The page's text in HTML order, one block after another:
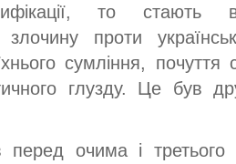
то стають
злочину проти
сумління, почуття
глузду. Це був
очима і третього